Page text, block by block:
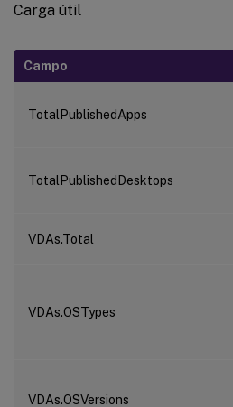
Carga útil
Campo
TotalPublishedApps
TotalPublishedDesktops
VDAs.Total
VDAs.OSTypes
VDAs.OSVersions